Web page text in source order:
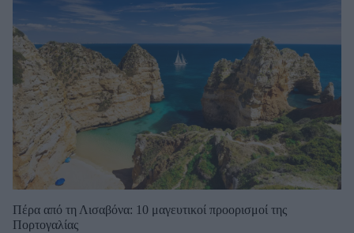
Πέρα από τη Λισαβόνα: 10 μαγευτικοί προορισμοί της
Πορτογαλίας